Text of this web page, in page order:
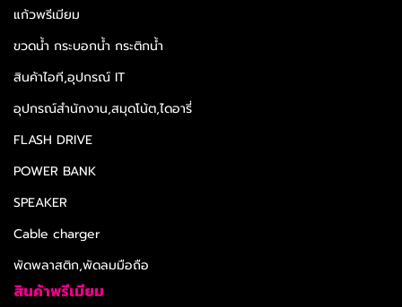
แก้วพรีเมียม
ขวดน้ำ กระบอกน้ำ กระติกน้ำ
สินค้าไอที,อุปกรณ์ IT
อุปกรณ์สำนักงาน,สมุดโน้ต,ไดอารี่
FLASH DRIVE
POWER BANK
SPEAKER
Cable charger
พัดพลาสติก,พัดลมมือถือ
สินค้าพรีเมียม